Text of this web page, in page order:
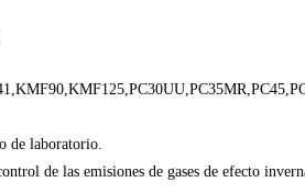
de laboratorio.
de las emisiones de gases de efecto